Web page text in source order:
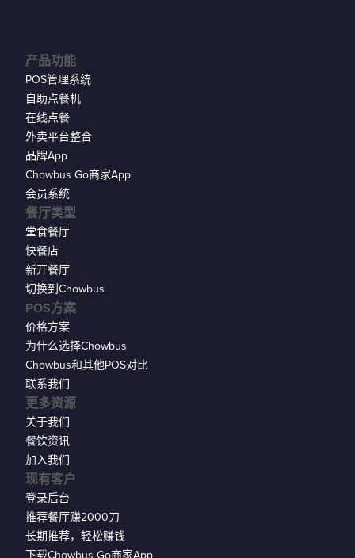
现有客户
登录后台
推荐餐厅赚2000刀
长期推荐，轻松赚钱
产品功能
POS管理系统
自助点餐机
在线点餐
外卖平台整合
品牌App
Chowbus Go商家App
会员系统
餐厅类型
堂食餐厅
快餐店
新开餐厅
切换到Chowbus
POS方案
价格方案
为什么选择Chowbus
Chowbus和其他POS对比
联系我们
更多资源
关于我们
餐饮资讯
加入我们